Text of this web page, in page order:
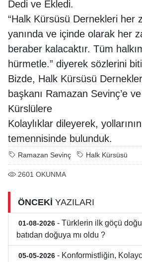
Dedi ve Ekledi.
“Halk Kürsüsü Dernekleri her
yanında ve içinde olarak her
beraber kalacaktır. Tüm
hürmetle.” diyerek sözlerini
Bizde, Halk Kürsüsü
başkanı Ramazan Sevinç’e
Kürslülere
Kolaylıklar dileyerek,
temennisinde bulunduk.
Ramazan Sevinç Halk Kürsüsü
2601 OKUNMA
ÖNCEKİ YAZILARI
01-08-2026 - Türklerin ilk göçü
batıdan doğuya mı oldu ?
05-05-2026 - Konformistliğin,